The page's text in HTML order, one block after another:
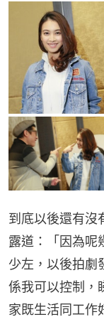
到底以後還有沒
露道：「因為呢
少左，以後拍劇
係我可以控制，
家既生活同工作